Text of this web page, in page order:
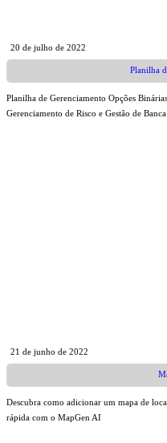
20 de julho de 2022
Planilha
Planilha de Gerenciamento Opções
Gerenciamento de Risco e Gestão de Banca
21 de junho de 2022
Descubra como adicionar um mapa de
rápida com o MapGen AI